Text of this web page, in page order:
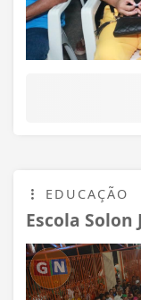
EDUCAÇÃO
Escola